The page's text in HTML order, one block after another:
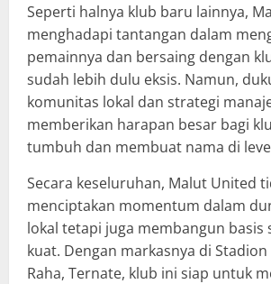
Seperti halnya klub baru lainnya,
menghadapi tantangan dalam
pemainnya dan bersaing dengan
sudah lebih dulu eksis. Namun,
komunitas lokal dan strategi
memberikan harapan besar bagi
tumbuh dan membuat nama di
Secara keseluruhan, Malut United
menciptakan momentum dalam
lokal tetapi juga membangun basis
kuat. Dengan markasnya di Stadion
Raha, Ternate, klub ini siap untuk